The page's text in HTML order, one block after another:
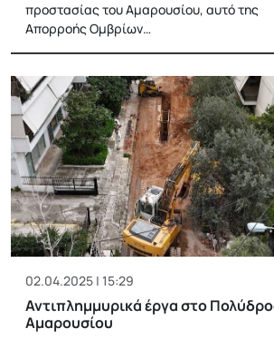
προστασίας του Αμαρουσίου, αυτό της
Απορροής Ομβρίων…
02.04.2025 | 15:29
Αντιπλημμυρικά έργα στο
Αμαρουσίου